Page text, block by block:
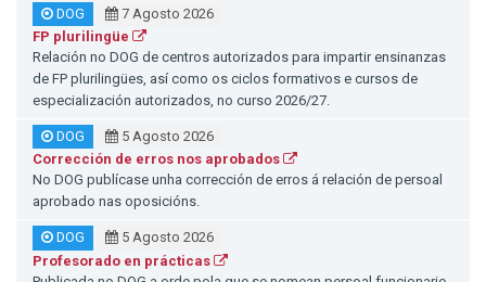
DOG
7 Agosto 2026
FP plurilingüe
Relación no DOG de centros autorizados para impartir ensinanzas
de FP plurilingües, así como os ciclos formativos e cursos de
especialización autorizados, no curso 2026/27.
DOG
5 Agosto 2026
Corrección de erros nos aprobados
No DOG publícase unha corrección de erros á relación de persoal
aprobado nas oposicións.
DOG
5 Agosto 2026
Profesorado en prácticas